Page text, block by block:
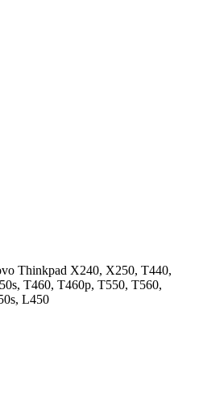
Thinkpad X240, X250, T440,
T460, T460p, T550, T560,
L450